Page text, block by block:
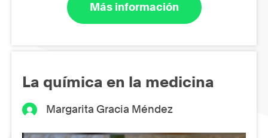
Más información
La química en la medicina
Margarita Gracia Méndez